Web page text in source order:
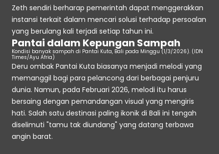
Zeth sendiri berharap pemerintah dapat menggerakkan
instansi terkait dalam mencari solusi terhadap persoalan
yang berulang kali terjadi setiap tahun ini.
Pantai dalam Kepungan Sampah
Kondisi banyak sampah di Pantai Kuta, Bali pada Minggu (1/3/2026). (IDN
Times/Ayu Afria)
Deru ombak Pantai Kuta biasanya menjadi melodi yang
memanggil bagi para pelancong dari berbagai penjuru
dunia. Namun, pada Februari 2026, melodi itu harus
bersaing dengan pemandangan visual yang mengiris
hati. Salah satu destinasi paling ikonik di Bali ini tengah
diselimuti "tamu tak diundang" yang datang terbawa
angin barat.